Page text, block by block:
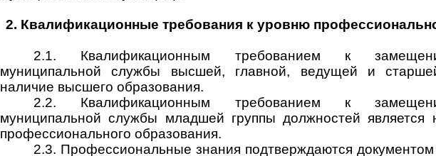
2. Квалификационные требования к уровню
2.1. Квалификационным требованием к
муниципальной службы высшей, главной, ведущей и
наличие высшего образования.
2.2. Квалификационным требованием к
муниципальной службы младшей группы должностей является
профессионального образования.
2.3. Профессиональные знания подтверждаются документом